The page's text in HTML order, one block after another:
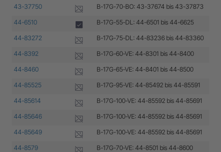
43-37750 B-17G-70-BO: 43-37674 bis 43-37873
44-6510 B-17G-55-DL: 44-6501 bis 44-6625
44-83272 B-17G-75-DL: 44-83236 bis 44-83360
44-8392 B-17G-60-VE: 44-8301 bis 44-8400
44-8460 B-17G-65-VE: 44-8401 bis 44-8500
44-85525 B-17G-95-VE: 44-85492 bis 44-85591
44-85614 B-17G-100-VE: 44-85592 bis 44-85691
44-85646 B-17G-100-VE: 44-85592 bis 44-85691
44-85649 B-17G-100-VE: 44-85592 bis 44-85691
44-8579 B-17G-70-VE: 44-8501 bis 44-8600